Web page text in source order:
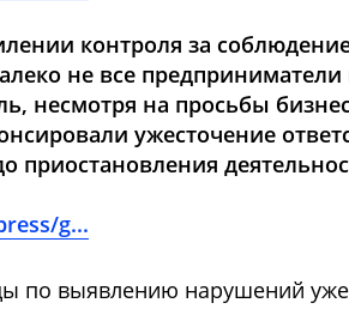
контроля за
не все
несмотря на просьбы
ужесточение
приостановления
g...
по выявлению нарушений уже